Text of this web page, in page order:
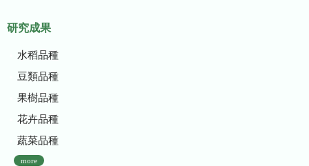
研究成果
水稻品種
豆類品種
果樹品種
花卉品種
蔬菜品種
more